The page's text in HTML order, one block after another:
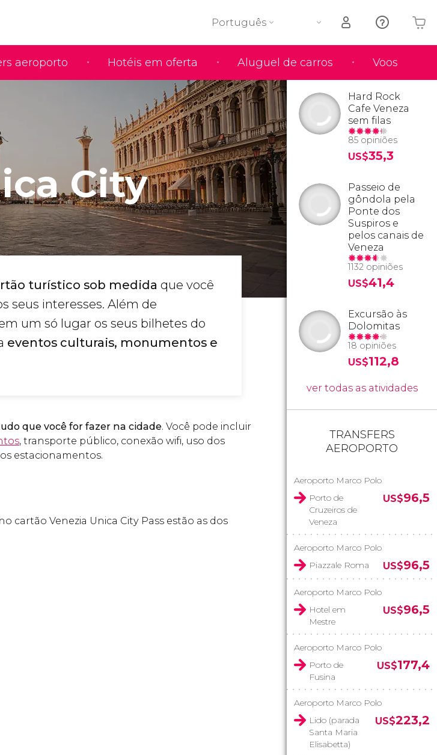
aeroporto Hotéis em oferta Aluguel de carros Voos
Português
O seu carrinho está vazio
City
turístico sob medida que você
seus interesses. Além de
um só lugar os seus bilhetes do
eventos culturais, monumentos e
que você for fazer na cidade. Você pode incluir
, transporte público, conexão wifi, uso dos
estacionamentos.
cartão Venezia Unica City Pass estão as dos
Hard Rock
Cafe Veneza
sem filas
85 opiniões
US$35,3
Passeio de
gôndola pela
Ponte dos
Suspiros e
pelos canais de
Veneza
1132 opiniões
US$41,4
Excursão às
Dolomitas
18 opiniões
US$112,8
ver todas as atividades
TRANSFERS
AEROPORTO
Aeroporto Marco Polo
Porto de
Cruzeiros de
Veneza
US$96,5
Aeroporto Marco Polo
Piazzale Roma
US$96,5
Aeroporto Marco Polo
Hotel em
Mestre
US$96,5
Aeroporto Marco Polo
Porto de
Fusina
US$177,4
Aeroporto Marco Polo
Lido (parada
Santa Maria
Elisabetta)
US$223,2